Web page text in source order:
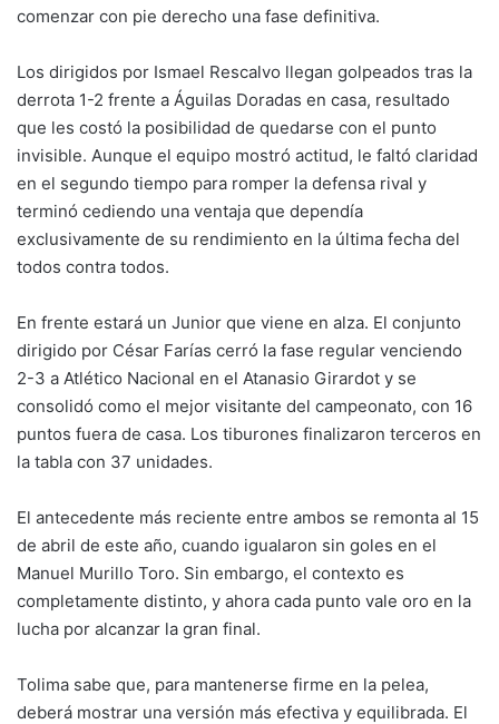
comenzar con pie derecho una fase definitiva.
Los dirigidos por Ismael Rescalvo llegan golpeados tras la
derrota 1-2 frente a Águilas Doradas en casa, resultado
que les costó la posibilidad de quedarse con el punto
invisible. Aunque el equipo mostró actitud, le faltó claridad
en el segundo tiempo para romper la defensa rival y
terminó cediendo una ventaja que dependía
exclusivamente de su rendimiento en la última fecha del
todos contra todos.
En frente estará un Junior que viene en alza. El conjunto
dirigido por César Farías cerró la fase regular venciendo
2-3 a Atlético Nacional en el Atanasio Girardot y se
consolidó como el mejor visitante del campeonato, con 16
puntos fuera de casa. Los tiburones finalizaron terceros en
la tabla con 37 unidades.
El antecedente más reciente entre ambos se remonta al 15
de abril de este año, cuando igualaron sin goles en el
Manuel Murillo Toro. Sin embargo, el contexto es
completamente distinto, y ahora cada punto vale oro en la
lucha por alcanzar la gran final.
Tolima sabe que, para mantenerse firme en la pelea,
deberá mostrar una versión más efectiva y equilibrada. El